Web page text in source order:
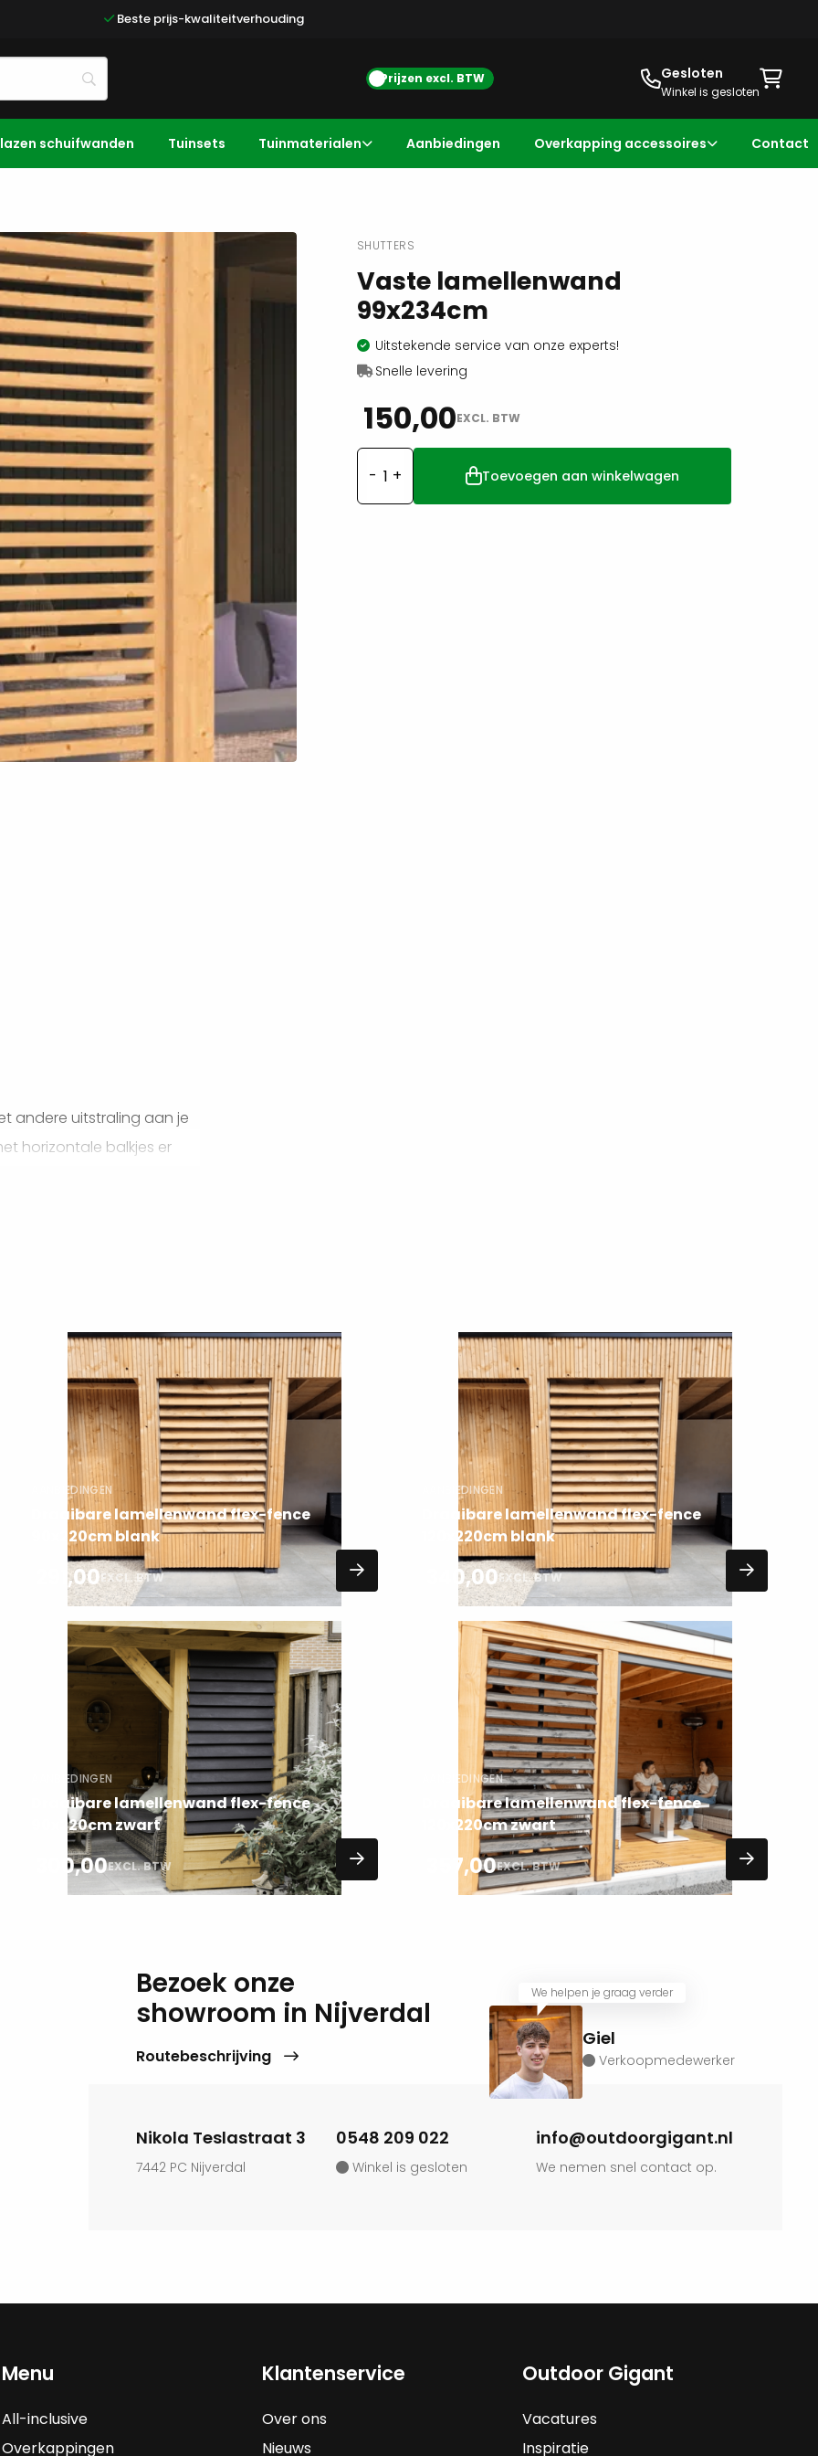
Beste prijs-kwaliteitverhouding
Prijzen excl. BTW Gesloten
Winkel is gesloten
schuifwanden Tuinsets Tuinmaterialen Aanbiedingen Overkapping accessoires Contact
SHUTTERS
Vaste lamellenwand
99x234cm
Uitstekende service van onze experts!
Snelle levering
150,00EXCL. BTW
Vaste
lamellenwand
Toevoegen aan winkelwagen
andere uitstraling aan je
horizontale balkjes er
AANBIEDINGEN
Draaibare lamellenwand flex-fence
90x220cm blank
291,00EXCL. BTW
AANBIEDINGEN
Draaibare lamellenwand flex-fence
120x220cm blank
340,00EXCL. BTW
AANBIEDINGEN
Draaibare lamellenwand flex-fence
90x220cm zwart
300,00EXCL. BTW
AANBIEDINGEN
Draaibare lamellenwand flex-fence
120x220cm zwart
357,00EXCL. BTW
Bezoek onze
showroom in Nijverdal
Routebeschrijving
We helpen je graag verder
Giel
Verkoopmedewerker
Nikola Teslastraat 3
7442 PC Nijverdal
0548 209 022
Winkel is gesloten
info@outdoorgigant.nl
We nemen snel contact op.
Menu
All-inclusive
Overkappingen
Klantenservice
Over ons
Nieuws
Outdoor Gigant
Vacatures
Inspiratie